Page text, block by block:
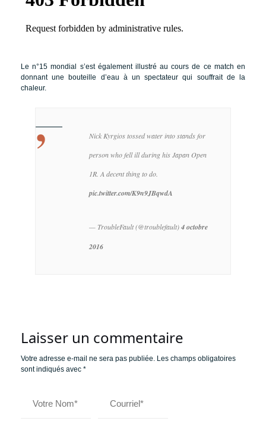
Le n°15 mondial s’est également illustré au cours de ce match en
donnant une bouteille d’eau à un spectateur qui souffrait de la
chaleur.
Nick Kyrgios tossed water into stands for
person who fell ill during his Japan Open
1R. A decent thing to do.
pic.twitter.com/K9n9JBqwdA
— TroubleFault (@troublefault)4 octobre
2016
Laisser un commentaire
Votre adresse e-mail ne sera pas publiée. Les champs obligatoires
sont indiqués avec *